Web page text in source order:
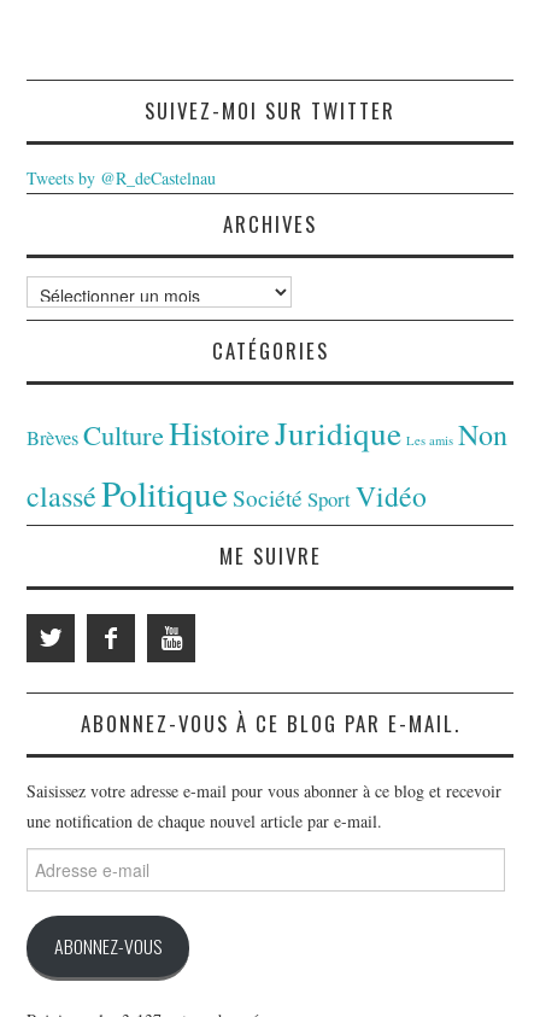
SUIVEZ-MOI SUR TWITTER
Tweets by @R_deCastelnau
ARCHIVES
Archives
CATÉGORIES
Brèves CultureHistoireJuridique Les amis Non
classéPolitiqueSociété SportVidéo
ME SUIVRE
ABONNEZ-VOUS À CE BLOG PAR E-MAIL.
Saisissez votre adresse e-mail pour vous abonner à ce blog et recevoir
une notification de chaque nouvel article par e-mail.
Adresse
e-
ABONNEZ-VOUS